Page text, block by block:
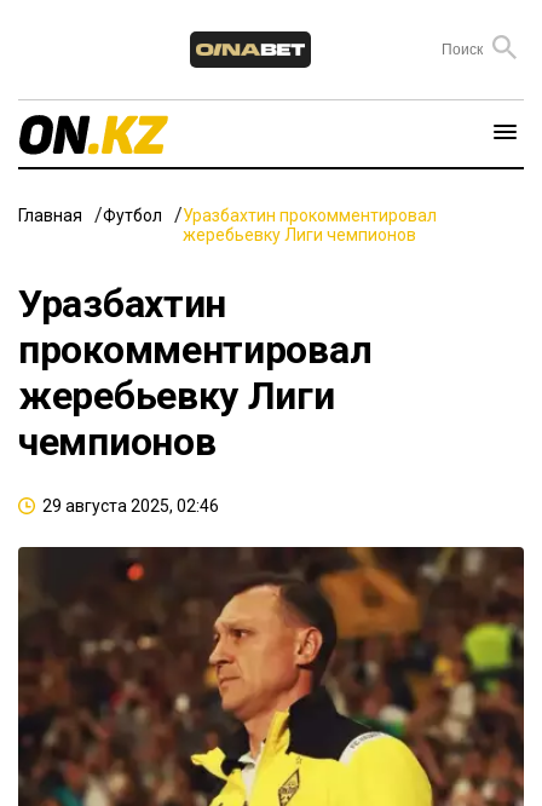
Главная Футбол
Уразбахтин прокомментировал
жеребьевку Лиги чемпионов
Уразбахтин
прокомментировал
жеребьевку Лиги
чемпионов
29 августа 2025, 02:46